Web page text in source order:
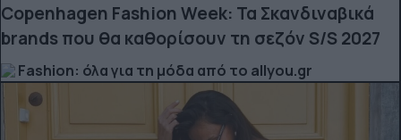
Copenhagen Fashion Week: Τα Σκανδιναβικά
brands που θα καθορίσουν τη σεζόν S/S 2027
Fashion: όλα για τη μόδα από το allyou.gr